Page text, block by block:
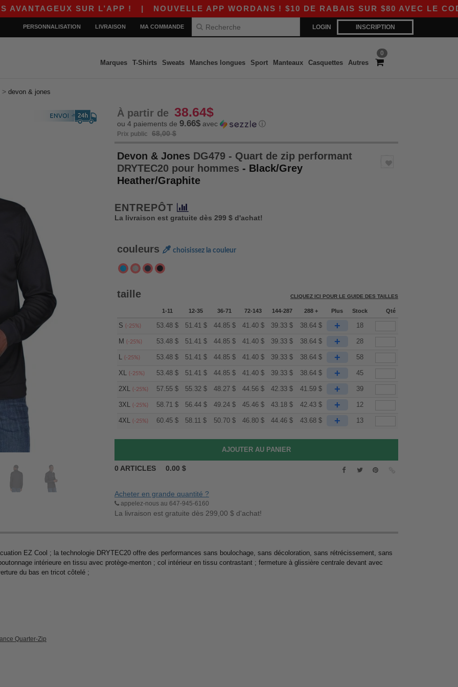
SUR L’APP !|NOUVELLE APP WORDANS ! $10 DE RABAIS SUR $80 AVEC LE CODE
LOGIN INSCRIPTION
PERSONNALISATION LIVRAISON MA COMMANDE
0
Marques T-Shirts Sweats Manches longues Sport Manteaux Casquettes Autres
> devon & jones
À partir de 38.64$
ou 4 paiements de 9.66$ avec ⓘ
Prix public 68,00 $
Devon & Jones DG479 - Quart de zip performant
DRYTEC20 pour hommes - Black/Grey
Heather/Graphite
ENTREPÔT
La livraison est gratuite dès 299 $ d'achat!
couleurs choisissez la couleur
taille CLIQUEZ ICI POUR LE GUIDE DES TAILLES
1-11 12-35 36-71 72-143 144-287 288 + Plus Stock Qté
S (-25%) 53.48 $ 51.41 $ 44.85 $ 41.40 $ 39.33 $ 38.64 $ + 18
M (-25%) 53.48 $ 51.41 $ 44.85 $ 41.40 $ 39.33 $ 38.64 $ + 28
L (-25%) 53.48 $ 51.41 $ 44.85 $ 41.40 $ 39.33 $ 38.64 $ + 58
XL (-25%) 53.48 $ 51.41 $ 44.85 $ 41.40 $ 39.33 $ 38.64 $ + 45
2XL (-25%) 57.55 $ 55.32 $ 48.27 $ 44.56 $ 42.33 $ 41.59 $ + 39
3XL (-25%) 58.71 $ 56.44 $ 49.24 $ 45.46 $ 43.18 $ 42.43 $ + 12
4XL (-25%) 60.45 $ 58.11 $ 50.70 $ 46.80 $ 44.46 $ 43.68 $ + 13
0 ARTICLES 0.00 $
Acheter en grande quantité ?
appelez-nous au 647-945-6160
La livraison est gratuite dès 299,00 $ d'achat!
EZ Cool ; la technologie DRYTEC20 offre des performances sans boulochage, sans décoloration, sans rétrécissement, sans
intérieure en tissu avec protège-menton ; col intérieur en tissu contrastant ; fermeture à glissière centrale devant avec
du bas en tricot côtelé ;
Quarter-Zip